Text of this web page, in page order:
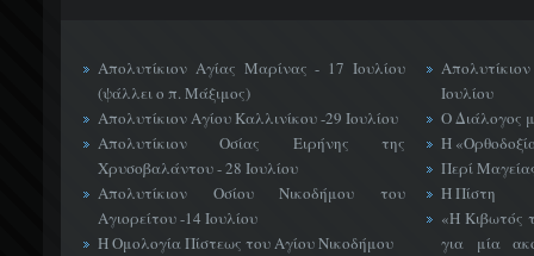
Απολυτίκιον Αγίας Μαρίνας - 17 Ιουλίου
(ψάλλει ο π. Μάξιμος)
Απολυτίκιον Αγίου Καλλινίκου -29 Ιουλίου
Απολυτίκιον Οσίας Ειρήνης της
Χρυσοβαλάντου - 28 Ιουλίου
Απολυτίκιον Οσίου Νικοδήμου του
Αγιορείτου -14 Ιουλίου
Η Ομολογία Πίστεως του Αγίου Νικοδήμου
Ιουλίου
Ο Διάλογος
Η
Περί
Η Πίστη
«H Κιβωτός
για μία